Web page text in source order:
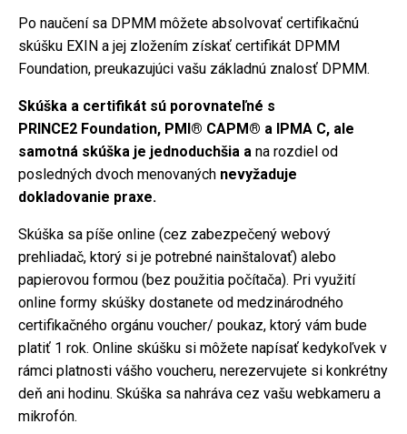
Po naučení sa DPMM môžete absolvovať certifikačnú
skúšku EXIN a jej zložením získať certifikát DPMM
Foundation, preukazujúci vašu základnú znalosť DPMM.
Skúška a certifikát sú porovnateľné s
PRINCE2 Foundation, PMI® CAPM® a IPMA C, ale
samotná skúška je jednoduchšia a na rozdiel od
posledných dvoch menovaných nevyžaduje
dokladovanie praxe.
Skúška sa píše online (cez zabezpečený webový
prehliadač, ktorý si je potrebné nainštalovať) alebo
papierovou formou (bez použitia počítača). Pri využití
online formy skúšky dostanete od medzinárodného
certifikačného orgánu voucher/ poukaz, ktorý vám bude
platiť 1 rok. Online skúšku si môžete napísať kedykoľvek v
rámci platnosti vášho voucheru, nerezervujete si konkrétny
deň ani hodinu. Skúška sa nahráva cez vašu webkameru a
mikrofón.